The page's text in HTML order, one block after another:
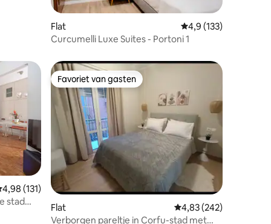
Flat Gemiddelde
4,9 (133)
Curcumelli Luxe Suites - Portoni 1
beoordeling van 4,98 op 5, 131 recensies
4,98 (131)
stad
Favoriet van gasten
Favoriet van gasten
Flat Gemiddelde
4,83 (242)
Verborgen pareltje in Corfu-stad met